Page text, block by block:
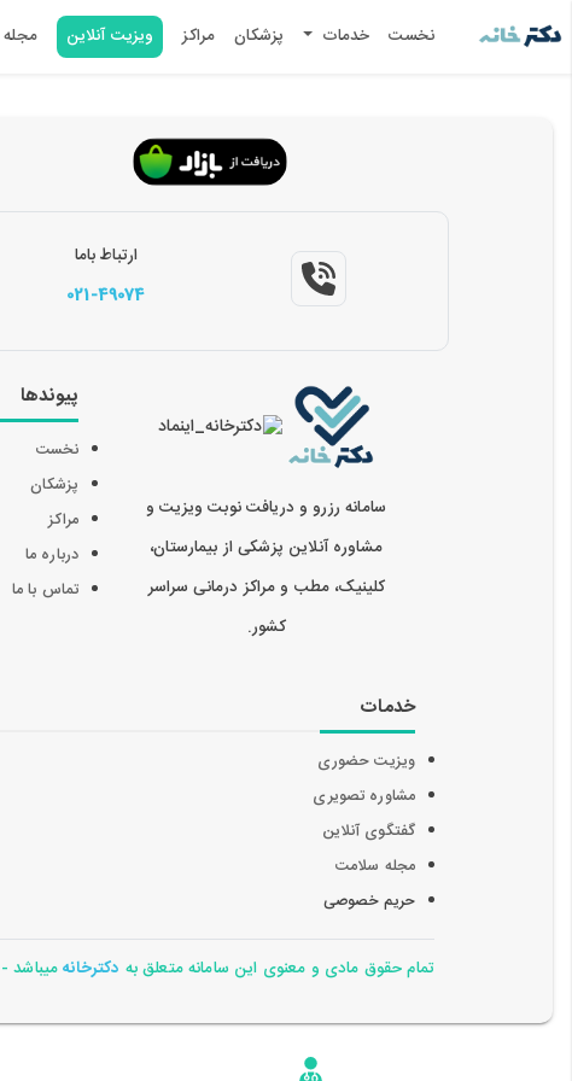
نخست خدمات پزشکان مراکز ویزیت آنلاین مجله
ارتباط باما
021-49074
سامانه رزرو و دریافت نوبت ویزیت و
مشاوره آنلاین پزشکی از بیمارستان،
کلینیک، مطب و مراکز درمانی سراسر
کشور.
پیوندها
نخست
پزشکان
مراکز
درباره ما
تماس با ما
خدمات
ویزیت حضوری
مشاوره تصویری
گفتگوی آنلاین
مجله سلامت
حریم خصوصی
تمام حقوق مادی و معنوی این سامانه متعلق به دکترخانهمیباشد - 1405